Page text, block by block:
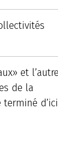
et
de la
terminé